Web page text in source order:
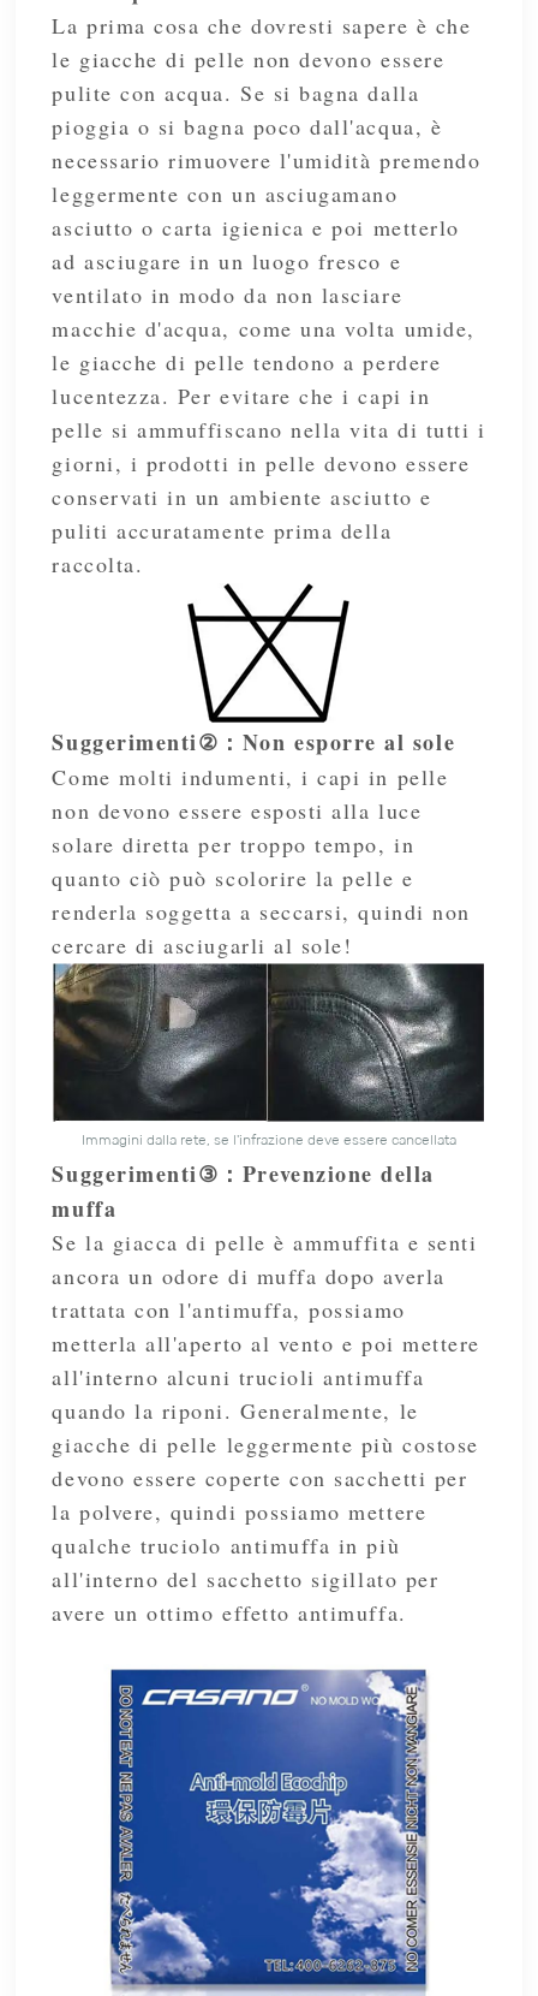
La prima cosa che dovresti sapere è che
le giacche di pelle non devono essere
pulite con acqua. Se si bagna dalla
pioggia o si bagna poco dall'acqua, è
necessario rimuovere l'umidità premendo
leggermente con un asciugamano
asciutto o carta igienica e poi metterlo
ad asciugare in un luogo fresco e
ventilato in modo da non lasciare
macchie d'acqua, come una volta umide,
le giacche di pelle tendono a perdere
lucentezza. Per evitare che i capi in
pelle si ammuffiscano nella vita di tutti i
giorni, i prodotti in pelle devono essere
conservati in un ambiente asciutto e
puliti accuratamente prima della
raccolta.
Suggerimenti② ： Non esporre al sole
Come molti indumenti, i capi in pelle
non devono essere esposti alla luce
solare diretta per troppo tempo, in
quanto ciò può scolorire la pelle e
renderla soggetta a seccarsi, quindi non
cercare di asciugarli al sole!
Immagini dalla rete, se l'infrazione deve essere cancellata
Suggerimenti③ ： Prevenzione della
muffa
Se la giacca di pelle è ammuffita e senti
ancora un odore di muffa dopo averla
trattata con l'antimuffa, possiamo
metterla all'aperto al vento e poi mettere
all'interno alcuni trucioli antimuffa
quando la riponi. Generalmente, le
giacche di pelle leggermente più costose
devono essere coperte con sacchetti per
la polvere, quindi possiamo mettere
qualche truciolo antimuffa in più
all'interno del sacchetto sigillato per
avere un ottimo effetto antimuffa.